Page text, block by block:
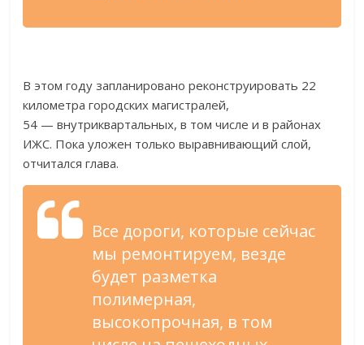
В этом году запланировано реконструировать 22
километра городских магистралей,
54 — внутриквартальных, в том числе и в районах
ИЖС. Пока уложен только выравнивающий слой,
отчитался глава.
Все дороги, которые сейчас
мы ремонтируем, везде
будет разметка
полимерная,
высокопрочная, в том